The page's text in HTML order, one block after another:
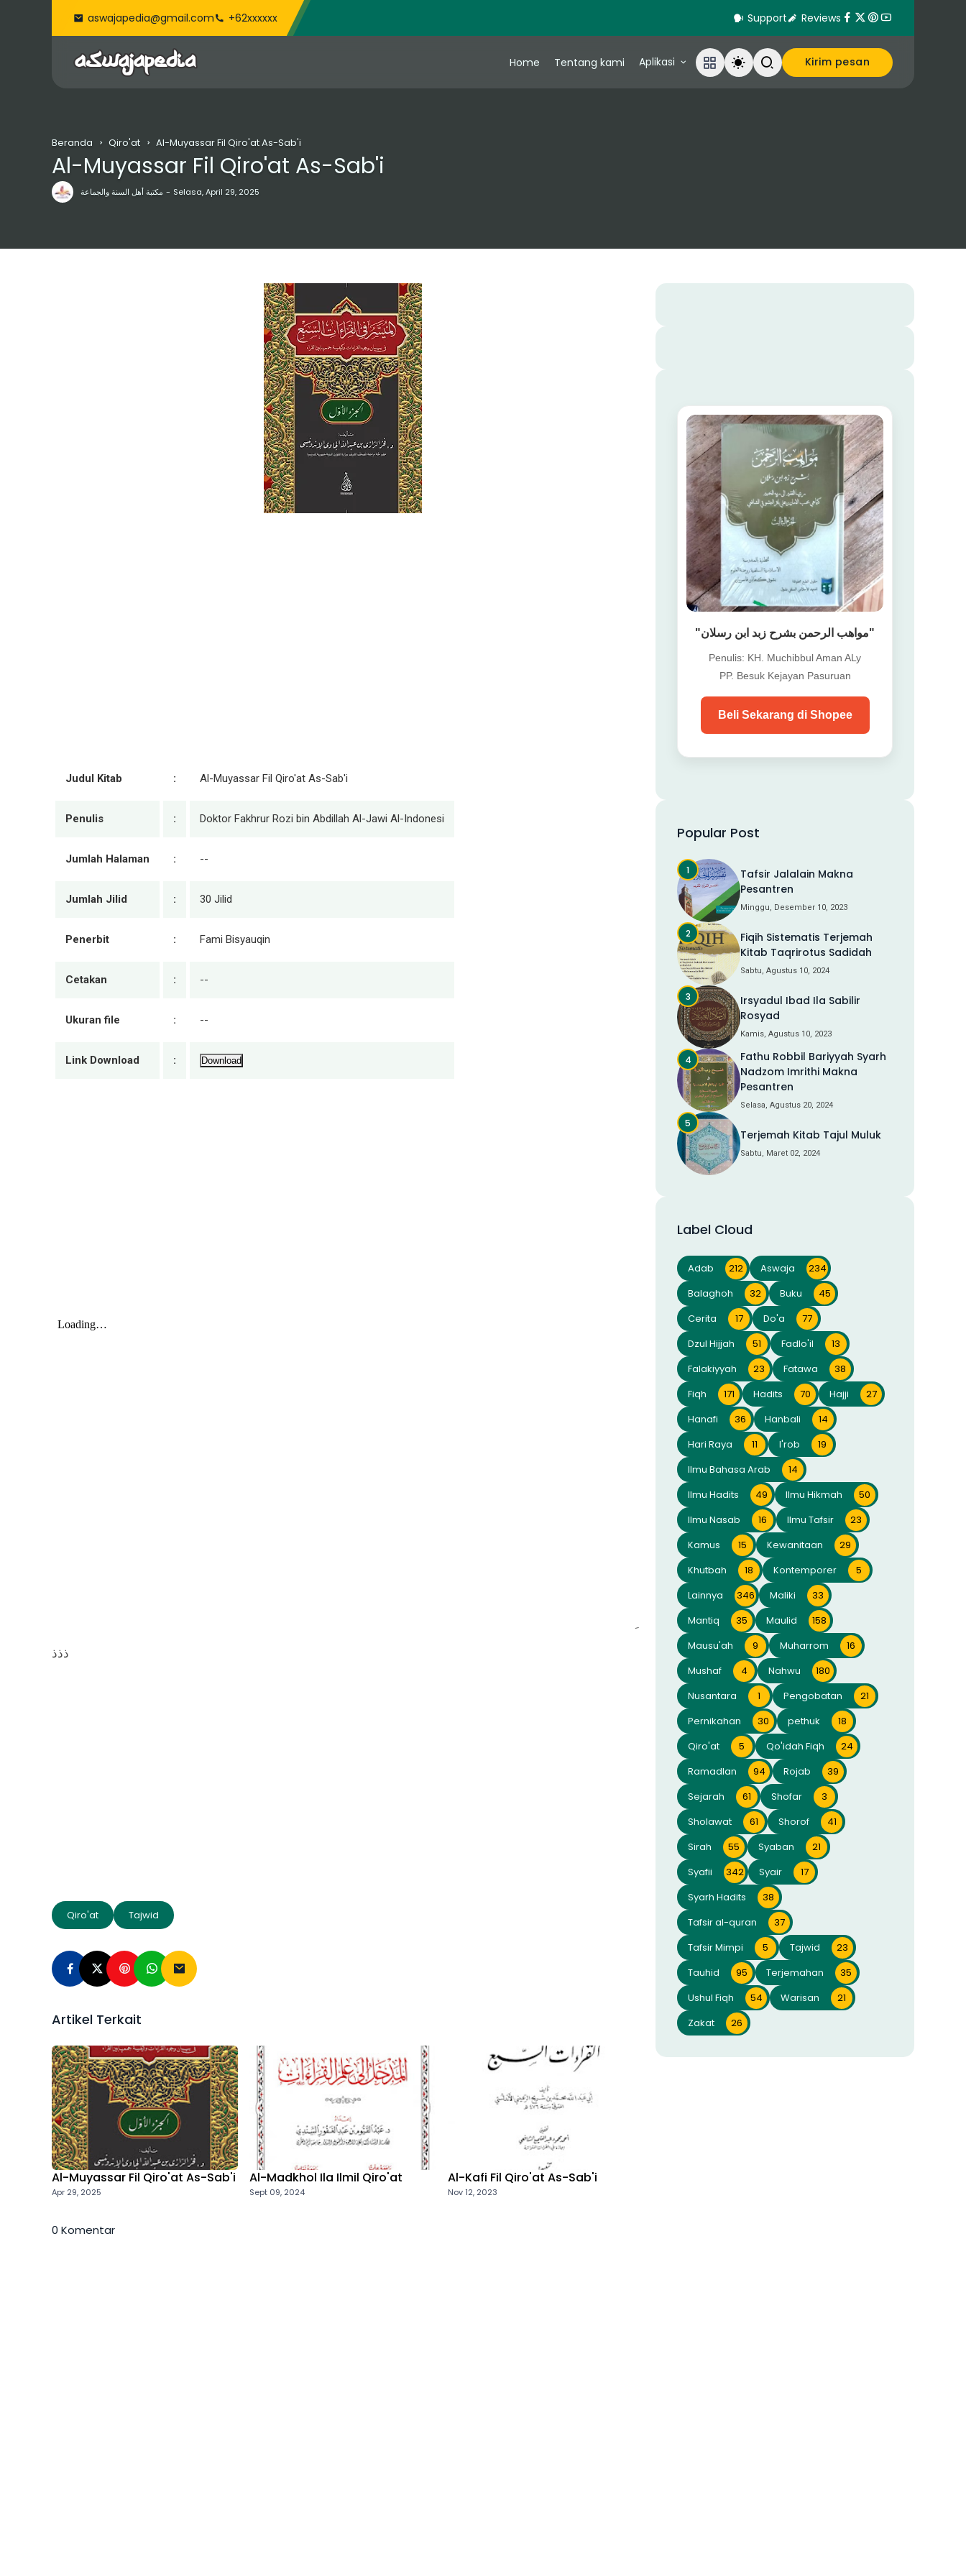
aswajapedia@gmail.com +62xxxxxx Support Reviews
Home Tentang kami Aplikasi Kirim pesan
Beranda Qiro'at Al-Muyassar Fil Qiro'at As-Sab'i
مكتبة أهل السنة والجماعة Selasa, April 29, 2025
Al-Muyassar Fil Qiro'at As-Sab'i
Judul Kitab : Al-Muyassar Fil Qiro'at As-Sab'i
Penulis : Doktor Fakhrur Rozi bin Abdillah Al-Jawi Al-Indonesi
Jumlah Halaman : --
Jumlah Jilid : 30 Jilid
Penerbit : Fami Bisyauqin
Cetakan : --
Ukuran file : --
Link Download : Download
ذذذ
Qiro'at Tajwid
Artikel Terkait
Al-Muyassar Fil Qiro'at As-Sab'i
Apr 29, 2025
Al-Madkhol Ila Ilmil Qiro'at
Sept 09, 2024
Al-Kafi Fil Qiro'at As-Sab'i
Nov 12, 2023
0 Komentar
"مواهب الرحمن بشرح زبد ابن رسلان"
Penulis: KH. Muchibbul Aman ALy
PP. Besuk Kejayan Pasuruan
Beli Sekarang di Shopee
Popular Post
Tafsir Jalalain Makna
Pesantren
Minggu, Desember 10, 2023
Fiqih Sistematis Terjemah
Kitab Taqrirotus Sadidah
Sabtu, Agustus 10, 2024
Irsyadul Ibad Ila Sabilir
Rosyad
Kamis, Agustus 10, 2023
Fathu Robbil Bariyyah Syarh
Nadzom Imrithi Makna
Pesantren
Selasa, Agustus 20, 2024
Terjemah Kitab Tajul Muluk
Sabtu, Maret 02, 2024
Label Cloud
Adab 212 Aswaja
234
Balaghoh
32 Buku
45
Cerita
17 Do'a
77
Dzul Hijjah
51 Fadlo'il
13
Falakiyyah
23 Fatawa
38
Fiqh
171 Hadits 70 Hajji
27
Hanafi
36 Hanbali
14
Hari Raya
11 I'rob
19
Ilmu Bahasa Arab
14
Ilmu Hadits
49 Ilmu Hikmah
50
Ilmu Nasab
16 Ilmu Tafsir
23
Kamus
15 Kewanitaan
29
Khutbah
18 Kontemporer
5
Lainnya
346 Maliki
33
Mantiq
35 Maulid
158
Mausu'ah
9 Muharrom
16
Mushaf
4 Nahwu
180
Nusantara
1 Pengobatan
21
Pernikahan
30 pethuk
18
Qiro'at
5 Qo'idah Fiqh
24
Ramadlan
94 Rojab
39
Sejarah
61 Shofar
3
Sholawat
61 Shorof
41
Sirah
55 Syaban
21
Syafii
342 Syair
17
Syarh Hadits
38
Tafsir al-quran
37
Tafsir Mimpi
5 Tajwid
23
Tauhid
95 Terjemahan
35
Ushul Fiqh
54 Warisan
21
Zakat
26